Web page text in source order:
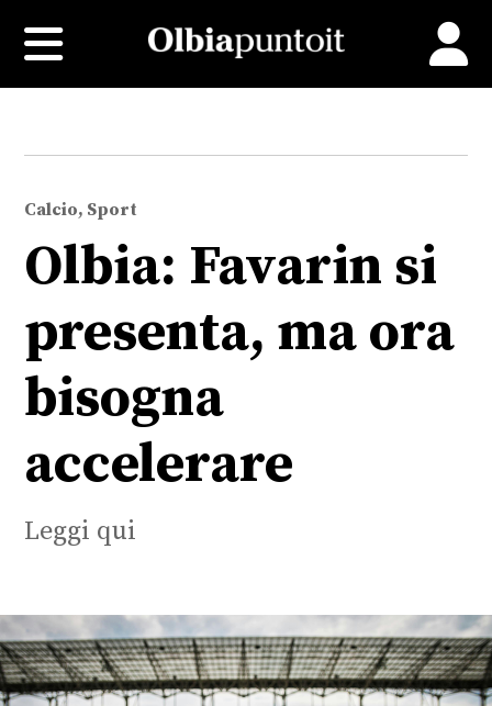
Calcio, Sport
Olbia: Favarin si
presenta, ma ora
bisogna
accelerare
Leggi qui